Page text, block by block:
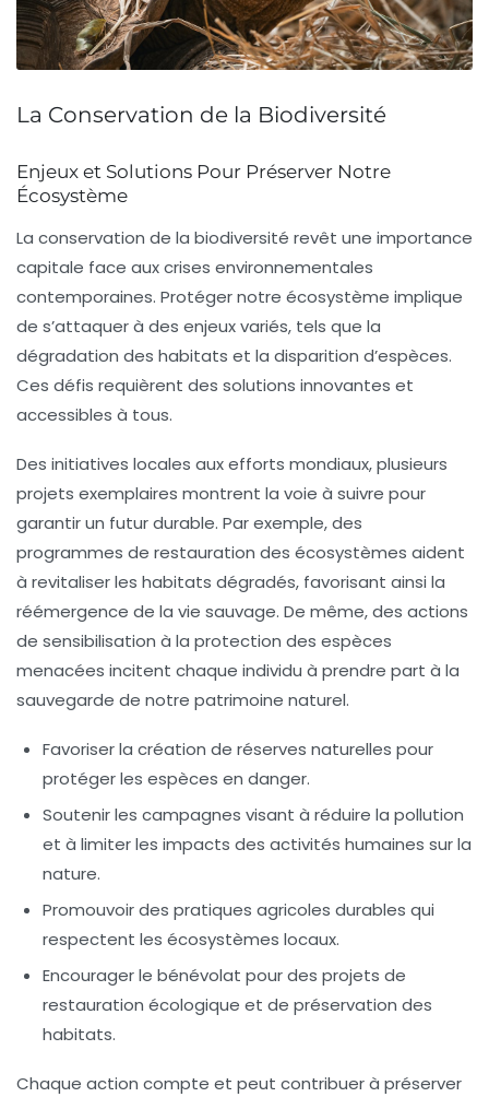
La Conservation de la Biodiversité
Enjeux et Solutions Pour Préserver Notre
Écosystème
La conservation de la biodiversité revêt une importance
capitale face aux crises environnementales
contemporaines. Protéger notre écosystème implique
de s’attaquer à des enjeux variés, tels que la
dégradation des habitats et la disparition d’espèces.
Ces défis requièrent des solutions innovantes et
accessibles à tous.
Des initiatives locales aux efforts mondiaux, plusieurs
projets exemplaires montrent la voie à suivre pour
garantir un futur durable. Par exemple, des
programmes de restauration des écosystèmes aident
à revitaliser les habitats dégradés, favorisant ainsi la
réémergence de la vie sauvage. De même, des actions
de sensibilisation à la protection des espèces
menacées incitent chaque individu à prendre part à la
sauvegarde de notre patrimoine naturel.
Favoriser la création de réserves naturelles pour
protéger les espèces en danger.
Soutenir les campagnes visant à réduire la pollution
et à limiter les impacts des activités humaines sur la
nature.
Promouvoir des pratiques agricoles durables qui
respectent les écosystèmes locaux.
Encourager le bénévolat pour des projets de
restauration écologique et de préservation des
habitats.
Chaque action compte et peut contribuer à préserver